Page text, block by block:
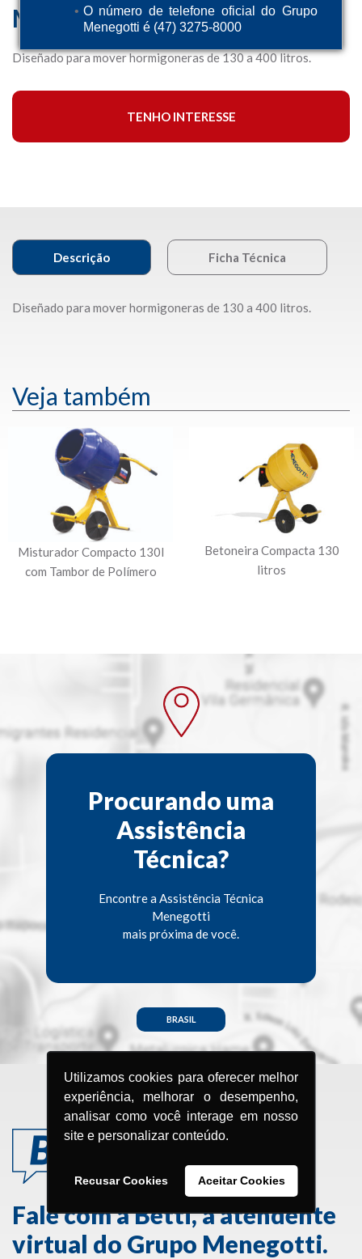
O número de telefone oficial do Grupo
Menegotti é (47) 3275-8000
Utilizamos cookies para oferecer melhor
experiência, melhorar o desempenho,
analisar como você interage em nosso
site e personalizar conteúdo.
Recusar Cookies Aceitar Cookies
MPB 400
Diseñado para mover hormigoneras de 130 a 400 litros.
TENHO INTERESSE
Descrição Ficha Técnica
Diseñado para mover hormigoneras de 130 a 400 litros.
Veja também
Misturador Compacto 130l
com Tambor de Polímero
Betoneira Compacta 130
litros
Procurando uma
Assistência
Técnica?
Encontre a Assistência Técnica
Menegotti
mais próxima de você.
BRASIL
Fale com a Betti, a atendente
virtual do Grupo Menegotti.